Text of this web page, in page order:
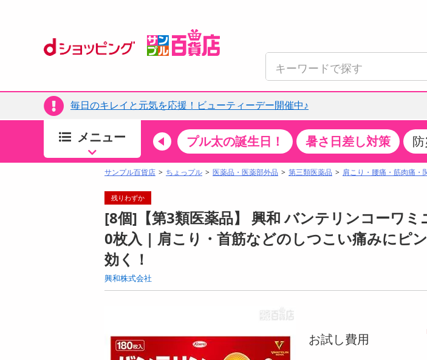
毎日のキレイと元気を応援！ビューティーデー開催中♪
ちょっプルカテゴリ すべて見る
食品・調味料
アイス・スイーツ
ヘアケア・ボディケア
ビューティーケア
特設コー
特集一覧
サンプリ
抽選サンプル
食
パン・シリアル
チーズ・ヨーグル
料理の素
カレー・シチュー
生
魚介類・シーフ
フルーツ・果物・
加
インスタント・
お
クッキー・クラ
キャンディ・ガム
ナッツ・ドライ
和菓子
ア
ケーキ・スイーツ
お菓子・スイーツ
飲
お茶・紅茶（ソ
コーヒー（ソフト
栄養ドリンク・
コーヒー(豆・イ
お
ワイン
日本酒・焼酎
チューハイ・カ
ビール・ワイン・
洗
洗濯用洗剤・柔
バス・お風呂用洗
洗剤ギフト
キ
洗濯用品
トイレ・バス用品
ヘルスケア・衛
キッチン雑貨・
調理器具・鍋・
ヘ
ボディケア
ビ
ベースメイク・
ナチュラル・オー
健
ダイエット
サプリメント
健康グッズ
医
指定第二類医薬品
第三類医薬品
イ
寝具・布団
マット・カーペッ
インテリア雑貨
アウトドア・イ
その他 インテリ
フ
ボトムス
シューズ
時計
ファッション雑貨
家
キッチン家電
冷房・暖房器具・
記録メディア・
スマートフォン
電池
ベ
授乳グッズ
食事グッズ
マタニティ
その他 ベビー・
ペ
猫用品
その他 ペット用品
メニュー
キッチン・日用品 食品 プル太の誕生日！ 暑さ日差し対策
サンプル百貨店 ちょっプル 医薬品・医薬部外品 第三類医薬品 肩こり・腰痛・筋肉痛・
残りわずか
[8個]【第3類医薬品】 興和 バンテリンコーワミ
0枚入 | 肩こり・首筋などのしつこい痛みにピ
効く！
興和株式会社
お試し費用